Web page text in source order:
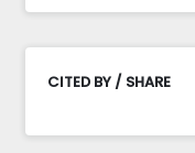
CITED BY / SHARE